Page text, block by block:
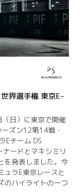
界選手権 東京E-
日）に東京で開催
ズン12第14戦・
Eチーム DS
ナードとマキシミリ
を発表しました。今
ュラE東京レースと
のハイライトの一つ